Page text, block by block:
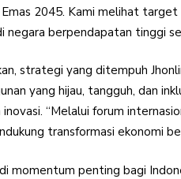
2045. Kami melihat
negara berpendapatan tinggi
strategi yang ditempuh
yang hijau, tangguh, dan
“Melalui forum
transformasi ekonomi
momentum penting bagi